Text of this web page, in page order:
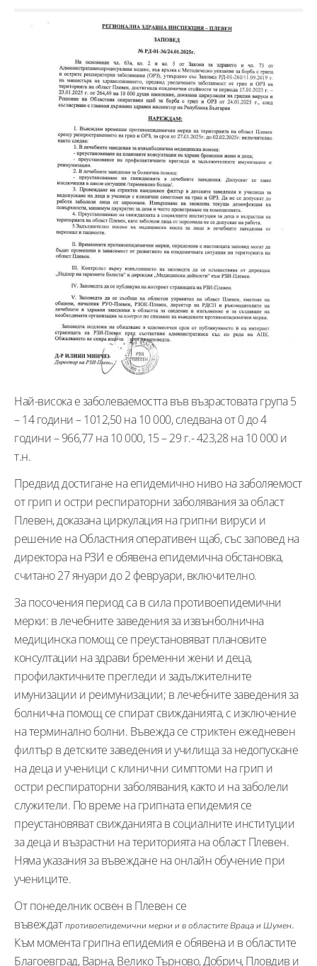
Най-висока е заболеваемостта във възрастовата група 5
– 14 години – 1012,50 на 10 000, следвана от 0 до 4
години – 966,77 на 10 000, 15 – 29 г.- 423,28 на 10 000 и
т.н.
Предвид достигане на епидемично ниво на заболяемост
от грип и остри респираторни заболявания за област
Плевен, доказана циркулация на грипни вируси и
решение на Областния оперативен щаб, със заповед на
директора на РЗИ е обявена епидемична обстановка,
считано 27 януари до 2 февруари, включително.
За посочения период са в сила противоепидемични
мерки: в лечебните заведения за извънболнична
медицинска помощ се преустановяват плановите
консултации на здрави бременни жени и деца,
профилактичните прегледи и задължителните
имунизации и реимунизации; в лечебните заведения за
болнична помощ се спират свижданията, с изключение
на терминално болни. Въвежда се стриктен ежедневен
филтър в детските заведения и училища за недопускане
на деца и ученици с клинични симптоми на грип и
остри респираторни заболявания, както и на заболели
служители. По време на грипната епидемия се
преустановяват свижданията в социалните институции
за деца и възрастни на територията на област Плевен.
Няма указания за въвеждане на онлайн обучение при
учениците.
От понеделник освен в Плевен се
въвеждатпротивоепидемични мерки и в областите Враца и Шумен.
Към момента грипна епидемия е обявена и в областите
Благоевград, Варна, Велико Търново, Добрич, Пловдив и